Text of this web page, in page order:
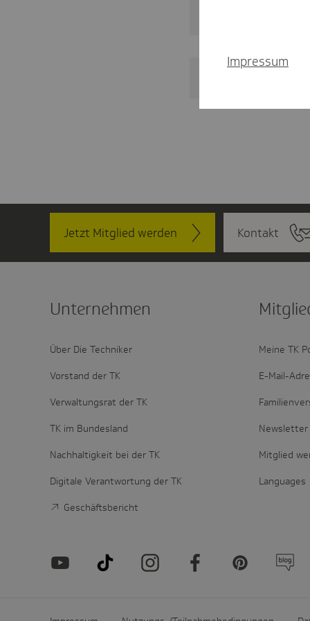
Bild für
Jetzt Mitglied werden Kontakt
Unter­nehmen
Über Die Techniker
Vorstand der TK
Verwaltungsrat der TK
TK im Bundesland
Nachhaltigkeit bei der TK
Digitale Verantwortung der TK
Geschäftsbericht
Meine TK
E-Mail-
Mitglied
Languages
Impressum